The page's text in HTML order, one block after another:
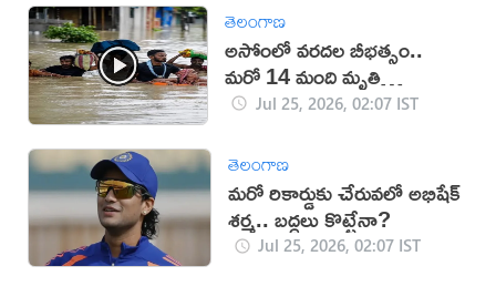
తెలంగాణ
అసోంలో వరదల బీభత్సం..
మరో 14 మంది మృతి
(VIDEO)
Jul 25, 2026, 02:07 IST
తెలంగాణ
మరో రికార్డుకు చేరువలో అభిషేక్
శర్మ.. బద్దలు కొట్టేనా?
Jul 25, 2026, 02:07 IST